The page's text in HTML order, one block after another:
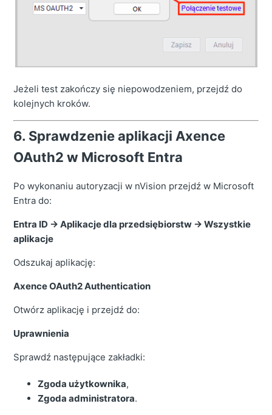
Jeżeli test zakończy się niepowodzeniem, przejdź do
kolejnych kroków.
6. Sprawdzenie aplikacji Axence
OAuth2 w Microsoft Entra
Po wykonaniu autoryzacji w nVision przejdź w Microsoft
Entra do:
Entra ID → Aplikacje dla przedsiębiorstw → Wszystkie
aplikacje
Odszukaj aplikację:
Axence OAuth2 Authentication
Otwórz aplikację i przejdź do:
Uprawnienia
Sprawdź następujące zakładki:
Zgoda użytkownika,
Zgoda administratora.